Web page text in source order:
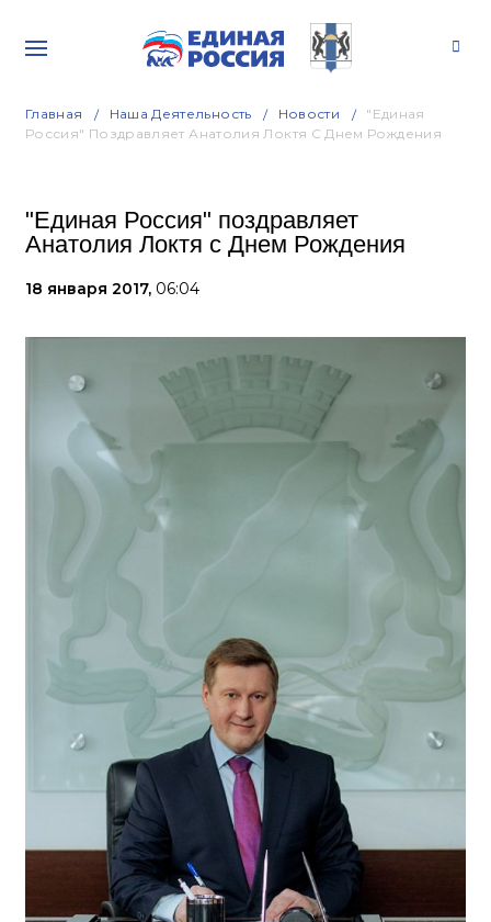
Главная Наша Деятельность Новости
"Единая
Россия" Поздравляет Анатолия Локтя С Днем Рождения
"Единая Россия" поздравляет
Анатолия Локтя с Днем Рождения
18 января 2017, 06:04